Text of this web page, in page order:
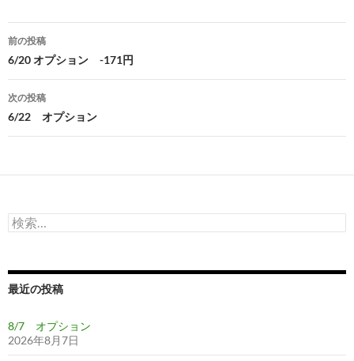
投
稿
ナ
ビ
ー
ョ
前の投稿
6/20 オプション -171円
次の投稿
6/22 オプション
検
索:
最近の投稿
8/7 オプション
2026年8月7日